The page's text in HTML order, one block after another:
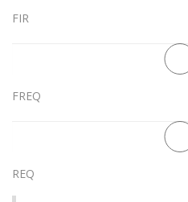
FIR
FREQ
REQ